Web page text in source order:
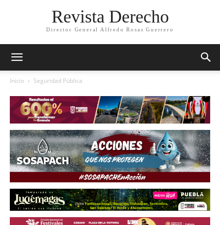
Revista Derecho
Director General Alfredo Rosas Guerrero
Inicio Seguridad Pública